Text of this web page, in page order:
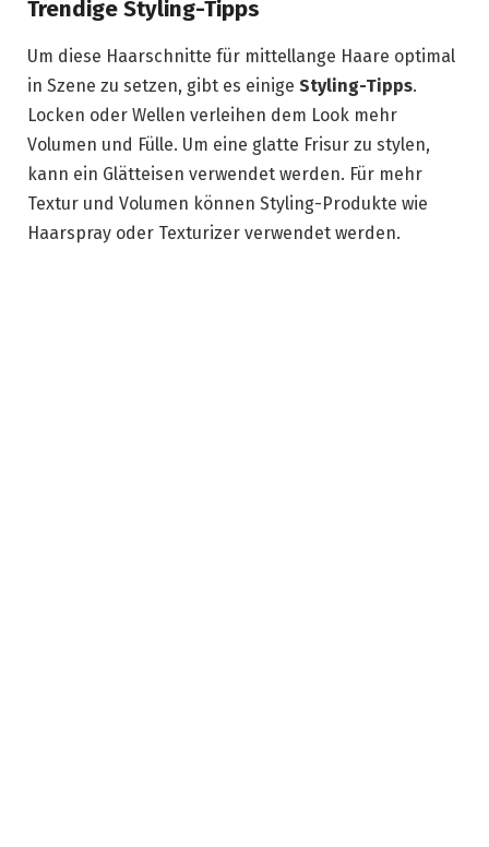
Trendige Styling-Tipps
Um diese Haarschnitte für mittellange Haare optimal
in Szene zu setzen, gibt es einige Styling-Tipps.
Locken oder Wellen verleihen dem Look mehr
Volumen und Fülle. Um eine glatte Frisur zu stylen,
kann ein Glätteisen verwendet werden. Für mehr
Textur und Volumen können Styling-Produkte wie
Haarspray oder Texturizer verwendet werden.